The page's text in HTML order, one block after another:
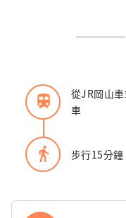
train
從JR岡山
車
directions_walk 步行15分鐘